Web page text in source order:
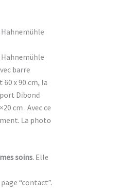
Hahnemühle
Hahnemühle
barre
60 x 90 cm, la
Dibond
cm . Avec ce
La photo
soins. Elle
“contact”.